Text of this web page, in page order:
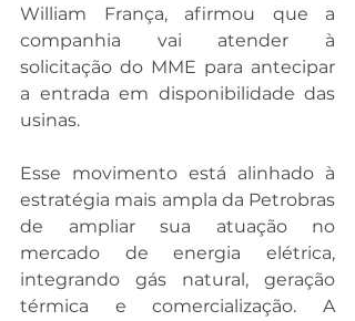
William França, afirmou que a
companhia vai atender à
solicitação do MME para antecipar
a entrada em disponibilidade das
usinas.
Esse movimento está alinhado à
estratégia mais ampla da Petrobras
de ampliar sua atuação no
mercado de energia elétrica,
integrando gás natural, geração
térmica e comercialização. A